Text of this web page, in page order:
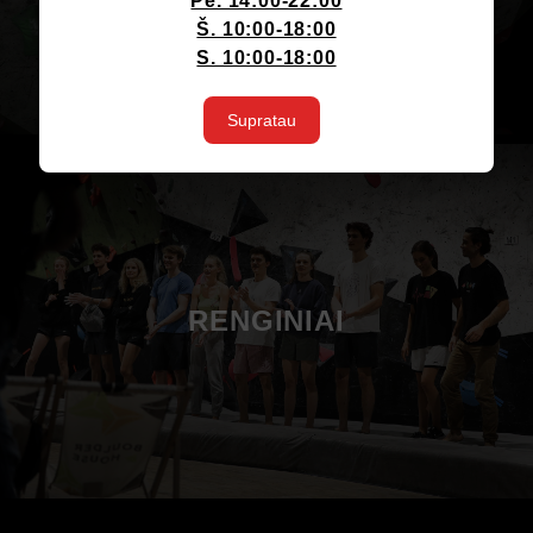
RENGINIAI
Š. 10:00-18:00
S. 10:00-18:00
Supratau